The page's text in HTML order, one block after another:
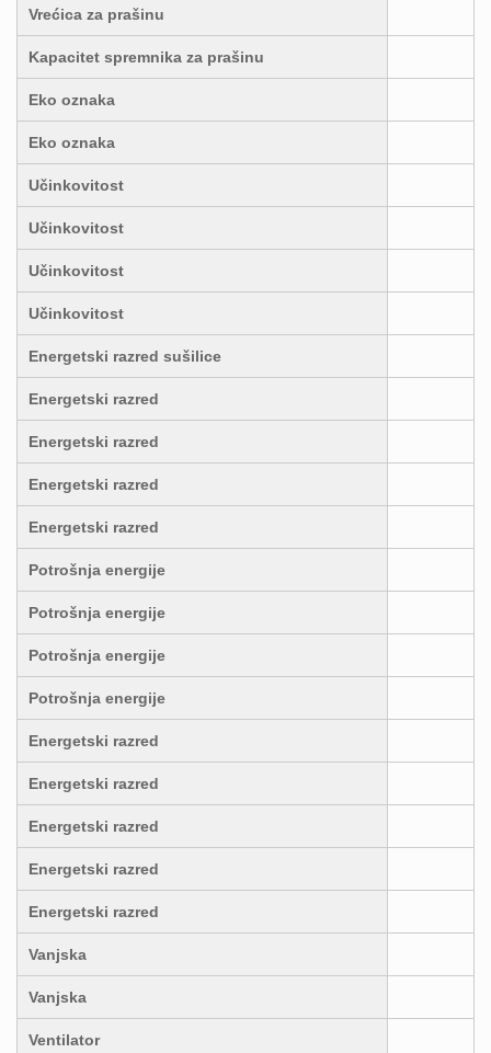
Vrećica za prašinu
Kapacitet spremnika za prašinu
Eko oznaka
Eko oznaka
Učinkovitost
Učinkovitost
Učinkovitost
Učinkovitost
Energetski razred sušilice
Energetski razred
Energetski razred
Energetski razred
Energetski razred
Potrošnja energije
Potrošnja energije
Potrošnja energije
Potrošnja energije
Energetski razred
Energetski razred
Energetski razred
Energetski razred
Energetski razred
Vanjska
Vanjska
Ventilator